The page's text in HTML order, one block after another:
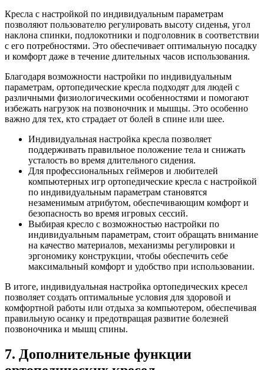
Кресла с настройкой по индивидуальным параметрам
позволяют пользователю регулировать высоту сиденья, угол
наклона спинки, подлокотники и подголовник в соответствии
с его потребностями. Это обеспечивает оптимальную посадку
и комфорт даже в течение длительных часов использования.
Благодаря возможности настройки по индивидуальным
параметрам, ортопедические кресла подходят для людей с
различными физиологическими особенностями и помогают
избежать нагрузок на позвоночник и мышцы. Это особенно
важно для тех, кто страдает от болей в спине или шее.
Индивидуальная настройка кресла позволяет
поддерживать правильное положение тела и снижать
усталость во время длительного сидения.
Для профессиональных геймеров и любителей
компьютерных игр ортопедические кресла с настройкой
по индивидуальным параметрам становятся
незаменимым атрибутом, обеспечивающим комфорт и
безопасность во время игровых сессий.
Выбирая кресло с возможностью настройки по
индивидуальным параметрам, стоит обращать внимание
на качество материалов, механизмы регулировки и
эргономику конструкции, чтобы обеспечить себе
максимальный комфорт и удобство при использовании.
В итоге, индивидуальная настройка ортопедических кресел
позволяет создать оптимальные условия для здоровой и
комфортной работы или отдыха за компьютером, обеспечивая
правильную осанку и предотвращая развитие болезней
позвоночника и мышц спины.
7. Дополнительные функции